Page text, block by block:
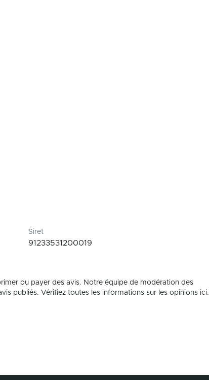
Siret
91233531200019
ou payer des avis. Notre équipe de modération des
publiés. Vérifiez toutes les informations sur les opinions ici.